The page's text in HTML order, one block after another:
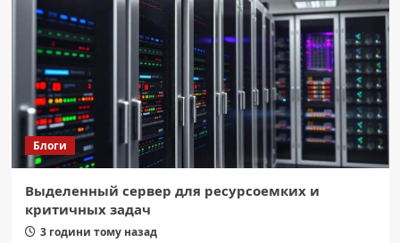
Блоги
Выделенный сервер для ресурсоемких и
критичных задач
3 години тому назад